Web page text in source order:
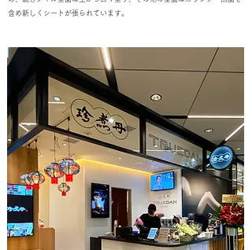
含め新しくシートが張られています。